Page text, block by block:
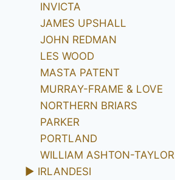
INVICTA
JAMES UPSHALL
JOHN REDMAN
LES WOOD
MASTA PATENT
MURRAY-FRAME & LOVE
NORTHERN BRIARS
PARKER
PORTLAND
WILLIAM ASHTON-TAYLOR
► IRLANDESI